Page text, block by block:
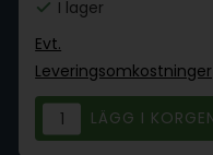
I lager
Evt.
Leveringsomkostninger